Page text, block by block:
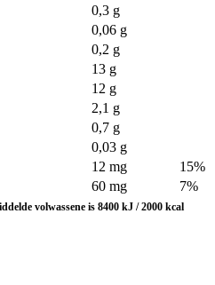
0,3 g
0,06 g
0,2 g
13 g
12 g
2,1 g
0,7 g
0,03 g
12 mg
15%
60 mg 7%
volwassene is 8400 kJ / 2000 kcal